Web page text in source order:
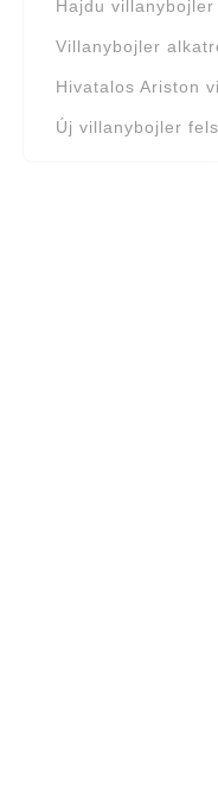
Hajdu
Villanybojler
Hivatalos Ariston
Új villanybojler